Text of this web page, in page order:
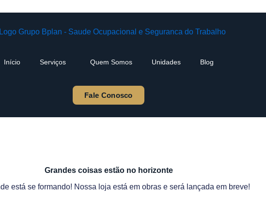
Início Serviços Quem Somos Unidades Blog
Fale Conosco
Grandes coisas estão no horizonte
está se formando! Nossa loja está em obras e será lançada em breve!